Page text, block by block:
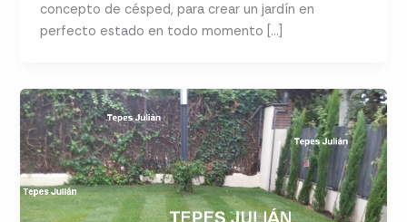
concepto de césped, para crear un jardín en
perfecto estado en todo momento […]